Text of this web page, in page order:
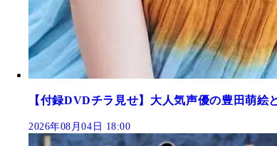
【付録DVDチラ見せ】大人気声優の豊田萌絵
2026年08月04日 18:00